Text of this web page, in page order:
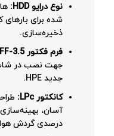
نوع درایو HDD:
شده برای بارهای
ذخیره‌سازی.
فرم فکتور 3.5-inch LFF:
جدید HPE.
کانکتور LPc:
درصدی گردش